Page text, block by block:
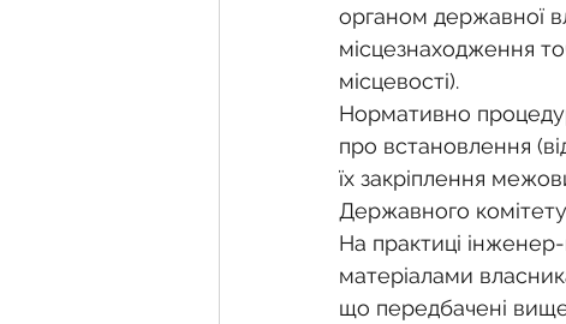
органом державної
місцезнаходження
місцевості).
Нормативно
про встановлення
їх закріплення
Державного
На практиці
матеріалами
що передбачені